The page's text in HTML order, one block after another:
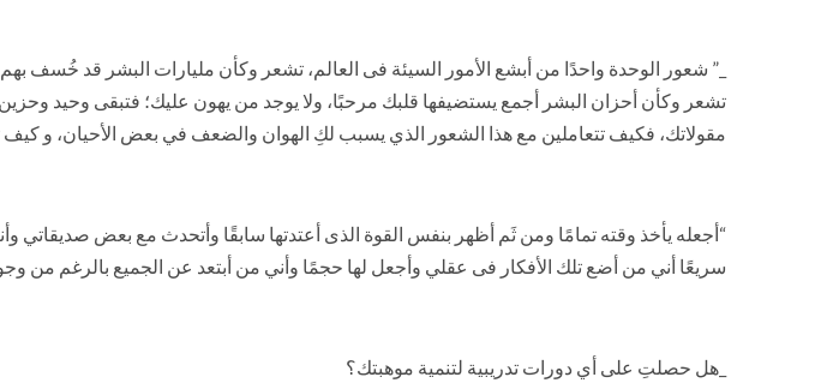
_” شعور الوحدة واحدًا من أبشع الأمور السيئة فى العالم، تشعر وكأن مليارات البشر قد خُسف بهم
تشعر وكأن أحزان البشر أجمع يستضيفها قلبك مرحبًا، ولا يوجد من يهون عليك؛ فتبقى وحيد
مقولاتك، فكيف تتعاملين مع هذا الشعور الذي يسبب لكِ الهوان والضعف في بعض الأحيان، و كيف
“أجعله يأخذ وقته تمامًا ومن ثَم أظهر بنفس القوة الذى أعتدتها سابقًا وأتحدث مع بعض صديقاتي
سريعًا أني من أضع تلك الأفكار فى عقلي وأجعل لها حجمًا وأني من أبتعد عن الجميع بالرغم من
_هل حصلتِ على أي دورات تدريبية لتنمية موهبتك؟